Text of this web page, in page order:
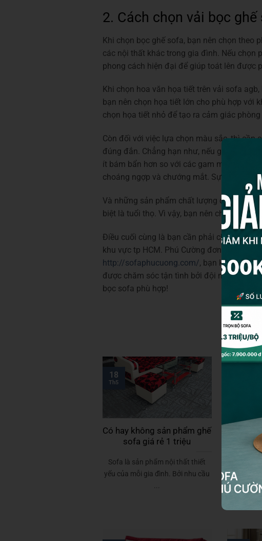
2. Cách chọn vải bọc
Khi chọn bọc ghế sofa, bạn nên chọn theo
các nội thất khác trong gia đình. Nếu chọn
phong cách hiện đại để giúp toát lên được
Khi chọn hoa văn họa tiết trên vải sofa
bạn nên chọn họa tiết lớn cho phù hợp với
chọn họa tiết nhỏ để tạo ra cảm giác
Còn đối với việc lựa chọn màu sắc, thì
đúng đắn. Chẳng hạn như, nếu gia đình
ít bám bẩn hơn so với các gam màu sáng.
choáng ngợp và chướng mắt. Sự lựa chọn
Và những sản phẩm chất lượng cao luôn
biệt là tuổi thọ. Vì vậy, bạn nên chọn vải
Điều cuối cùng là bạn cần phải chọn đơn vị
khu vực tp HCM. Phú Cường đơn vị cung
http://sofaphucuong.com/, bạn không
được chăm sóc tận tình bởi đội ngũ nhân
bọc sofa phù hợp!
Có hay không sản phẩm ghế
sofa giá rẻ 1 triệu
Sofa là sản phẩm nội thất thiết
yếu của mỗi gia đình. Bởi nhu cầu
...
18
Th5
Liệu
rẻ
Khi